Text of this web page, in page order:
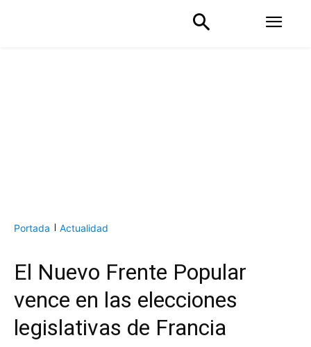
Portada Actualidad
El Nuevo Frente Popular
vence en las elecciones
legislativas de Francia